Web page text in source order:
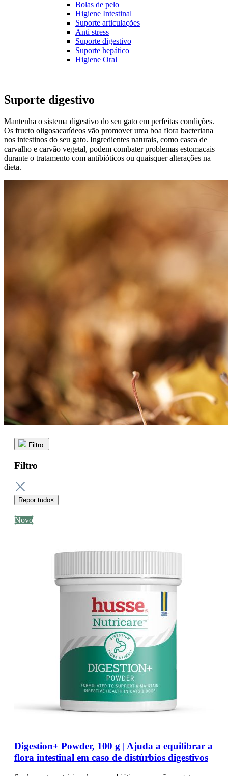
Bolas de pelo
Higiene Intestinal
Suporte articulações
Anti stress
Suporte digestivo
Suporte hepático
Higiene Oral
Suporte digestivo
Mantenha o sistema digestivo do seu gato em perfeitas condições.
Os fructo oligosacarídeos vão promover uma boa flora bacteriana
nos intestinos do seu gato. Ingredientes naturais, como casca de
carvalho e carvão vegetal, podem combater problemas estomacais
durante o tratamento com antibióticos ou quaisquer alterações na
dieta.
Filtro
Filtro
Repor tudo×
Novo
Digestion+ Powder, 100 g | Ajuda a equilibrar a
flora intestinal em caso de distúrbios digestivos